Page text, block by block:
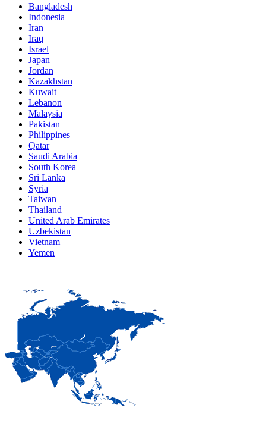
Bangladesh
Indonesia
Iran
Iraq
Israel
Japan
Jordan
Kazakhstan
Kuwait
Lebanon
Malaysia
Pakistan
Philippines
Qatar
Saudi Arabia
South Korea
Sri Lanka
Syria
Taiwan
Thailand
United Arab Emirates
Uzbekistan
Vietnam
Yemen